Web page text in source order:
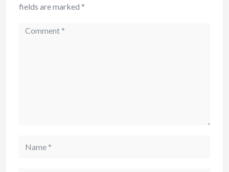
fields are marked *
Comment